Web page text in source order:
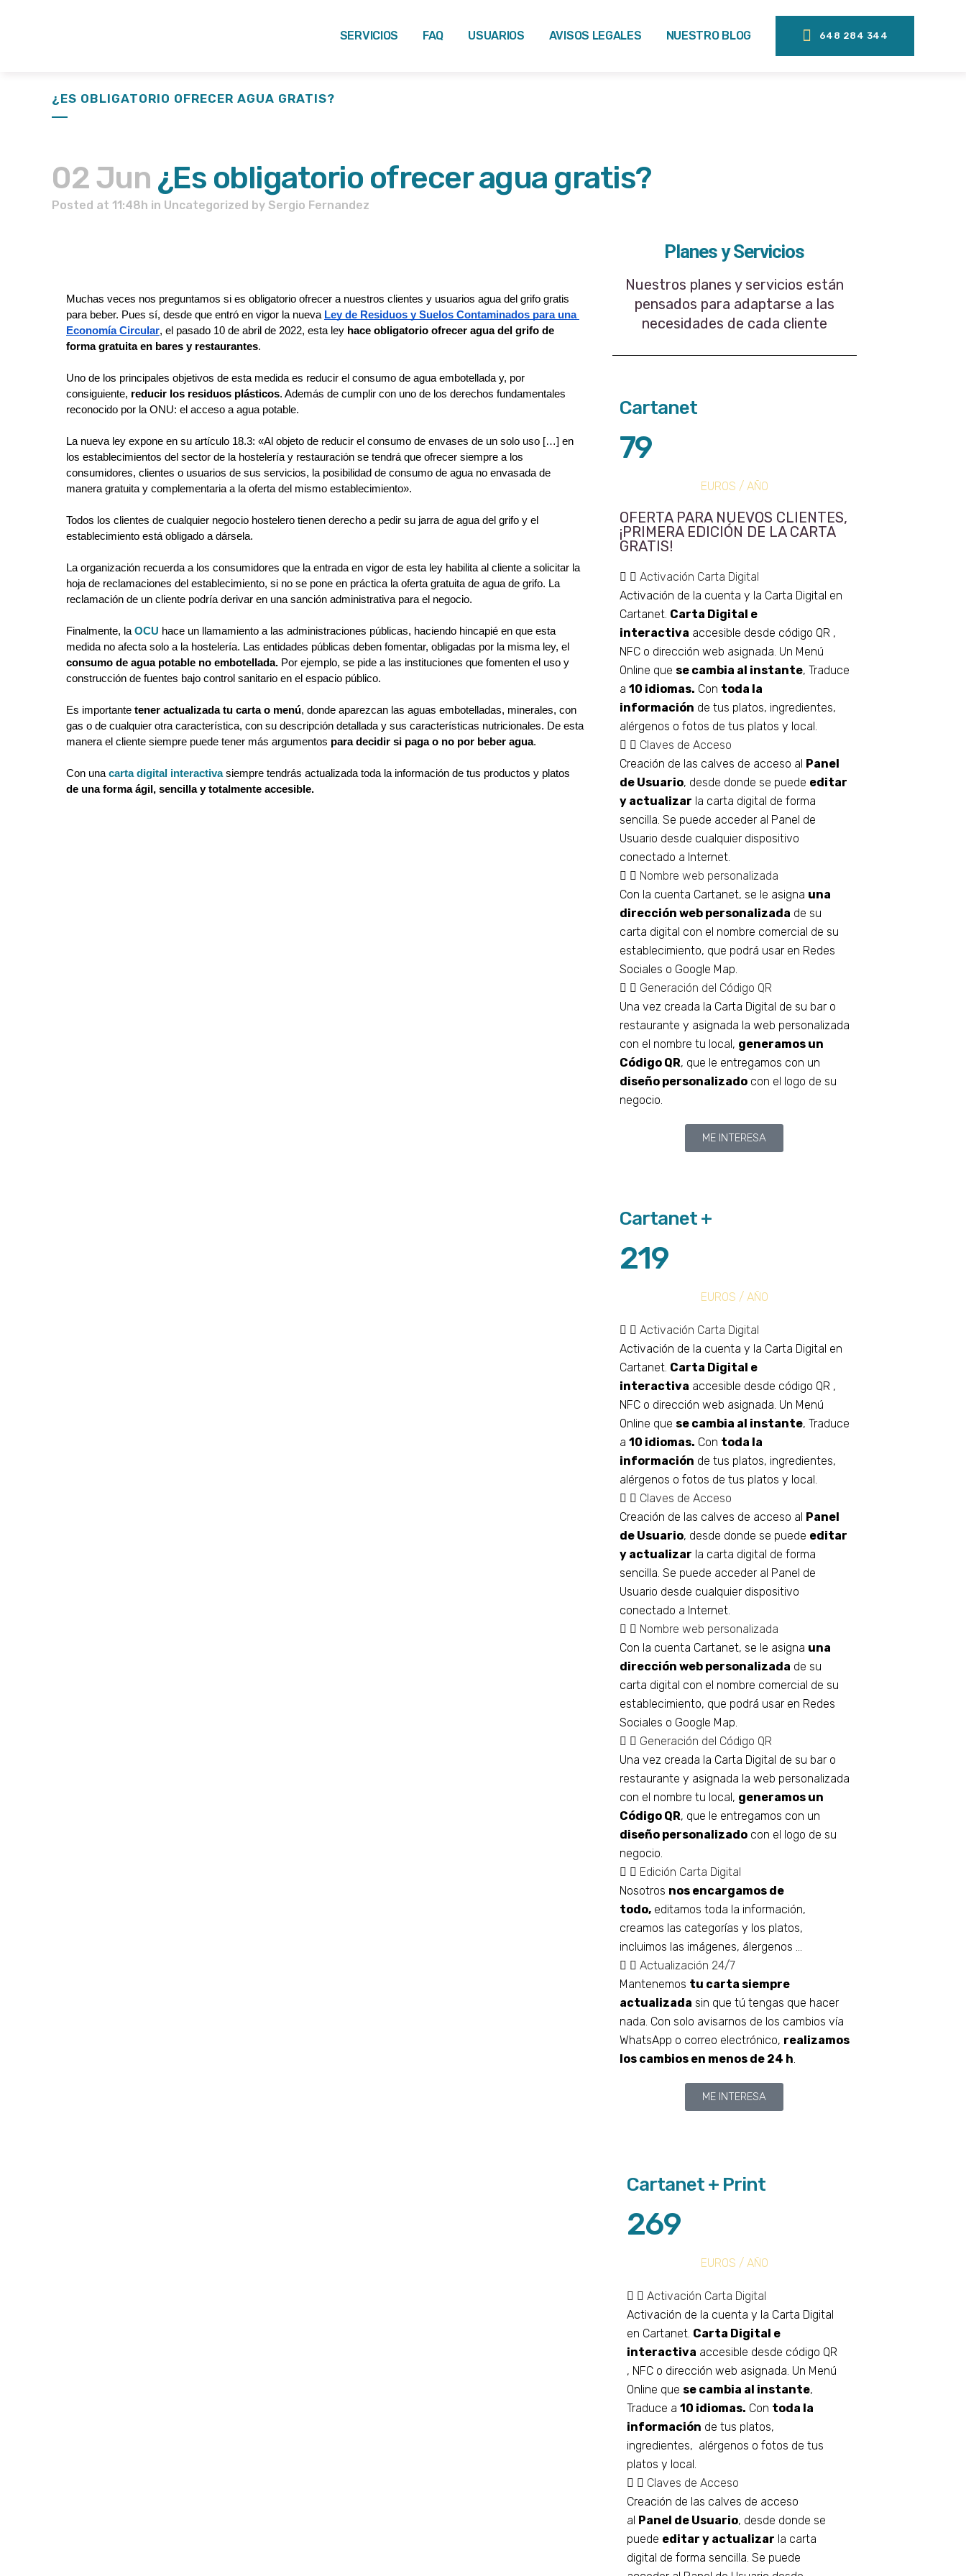
648 284 344
SERVICIOS FAQ USUARIOS AVISOS LEGALES NUESTRO BLOG
¿ES OBLIGATORIO OFRECER AGUA GRATIS?
02 Jun ¿Es obligatorio ofrecer agua gratis?
Posted at 11:48h in Uncategorized by Sergio Fernandez
Muchas veces nos preguntamos si es obligatorio ofrecer a nuestros clientes y usuarios agua del grifo gratis
para beber. Pues sí, desde que entró en vigor la nueva Ley de Residuos y Suelos Contaminados para una
Economía Circular, el pasado 10 de abril de 2022, esta ley hace obligatorio ofrecer agua del grifo de
forma gratuita en bares y restaurantes.
Uno de los principales objetivos de esta medida es reducir el consumo de agua embotellada y, por
consiguiente, reducir los residuos plásticos. Además de cumplir con uno de los derechos fundamentales
reconocido por la ONU: el acceso a agua potable.
La nueva ley expone en su artículo 18.3: «Al objeto de reducir el consumo de envases de un solo uso […] en
los establecimientos del sector de la hostelería y restauración se tendrá que ofrecer siempre a los
consumidores, clientes o usuarios de sus servicios, la posibilidad de consumo de agua no envasada de
manera gratuita y complementaria a la oferta del mismo establecimiento».
Todos los clientes de cualquier negocio hostelero tienen derecho a pedir su jarra de agua del grifo y el
establecimiento está obligado a dársela.
La organización recuerda a los consumidores que la entrada en vigor de esta ley habilita al cliente a solicitar la
hoja de reclamaciones del establecimiento, si no se pone en práctica la oferta gratuita de agua de grifo. La
reclamación de un cliente podría derivar en una sanción administrativa para el negocio.
Finalmente, la OCU hace un llamamiento a las administraciones públicas, haciendo hincapié en que esta
consumo de agua potable no embotellada. Por ejemplo, se pide a las instituciones que fomenten el uso y
construcción de fuentes bajo control sanitario en el espacio público.
Es importante tener actualizada tu carta o menú, donde aparezcan las aguas embotelladas, minerales, con
gas o de cualquier otra característica, con su descripción detallada y sus características nutricionales. De esta
manera el cliente siempre puede tener más argumentos para decidir si paga o no por beber agua.
Con una carta digital interactiva
de una forma ágil, sencilla y totalmente accesible.
Planes y Servicios
Nuestros planes y servicios están
pensados para adaptarse a las
necesidades de cada cliente
Cartanet
79
EUROS / AÑO
OFERTA PARA NUEVOS CLIENTES,
¡PRIMERA EDICIÓN DE LA CARTA
GRATIS!
Activación Carta Digital
Activación de la cuenta y la Carta Digital en
Cartanet. Carta Digital e
interactiva accesible desde código QR ,
NFC o dirección web asignada. Un Menú
Online que se cambia al instante, Traduce
a 10 idiomas. Con toda la
información de tus platos, ingredientes,
alérgenos o fotos de tus platos y local.
Claves de Acceso
Creación de las calves de acceso al Panel
de Usuario, desde donde se puede editar
y actualizar la carta digital de forma
sencilla. Se puede acceder al Panel de
Usuario desde cualquier dispositivo
conectado a Internet.
Nombre web personalizada
Con la cuenta Cartanet, se le asigna una
dirección web personalizada de su
carta digital con el nombre comercial de su
establecimiento, que podrá usar en Redes
Sociales o Google Map.
Generación del Código QR
Una vez creada la Carta Digital de su bar o
restaurante y asignada la web personalizada
con el nombre tu local, generamos un
Código QR, que le entregamos con un
diseño personalizadocon el logo de su
negocio.
ME INTERESA
Cartanet +
219
EUROS / AÑO
Activación Carta Digital
Activación de la cuenta y la Carta Digital en
Cartanet. Carta Digital e
interactiva accesible desde código QR ,
NFC o dirección web asignada. Un Menú
Online que se cambia al instante, Traduce
a 10 idiomas. Con toda la
información de tus platos, ingredientes,
alérgenos o fotos de tus platos y local.
Claves de Acceso
Creación de las calves de acceso al Panel
de Usuario, desde donde se puede editar
y actualizar la carta digital de forma
sencilla. Se puede acceder al Panel de
Usuario desde cualquier dispositivo
conectado a Internet.
Nombre web personalizada
Con la cuenta Cartanet, se le asigna una
dirección web personalizada de su
carta digital con el nombre comercial de su
establecimiento, que podrá usar en Redes
Sociales o Google Map.
Generación del Código QR
Una vez creada la Carta Digital de su bar o
restaurante y asignada la web personalizada
con el nombre tu local, generamos un
Código QR, que le entregamos con un
diseño personalizadocon el logo de su
negocio.
Edición Carta Digital
Nosotros nos encargamos de
todo,editamos toda la información,
creamos las categorías y los platos,
incluimos las imágenes, álergenos …
Actualización 24/7
Mantenemos tu carta siempre
actualizada sin que tú tengas que hacer
nada. Con solo avisarnos de los cambios vía
WhatsApp o correo electrónico, realizamos
los cambios en menos de 24 h.
ME INTERESA
Cartanet + Print
269
EUROS / AÑO
Activación Carta Digital
Activación de la cuenta y la Carta Digital
en Cartanet. Carta Digital e
interactiva accesible desde código QR
, NFC o dirección web asignada. Un Menú
Online que se cambia al instante,
Traduce a 10 idiomas. Con toda la
información de tus platos,
ingredientes, alérgenos o fotos de tus
platos y local.
Claves de Acceso
Creación de las calves de acceso
al Panel de Usuario, desde donde se
puede editar y actualizar la carta
digital de forma sencilla. Se puede